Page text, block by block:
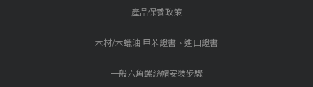
產品保養政策
木材/木蠟油 甲苯證書、進口證書
一般六角螺絲帽安裝步驟